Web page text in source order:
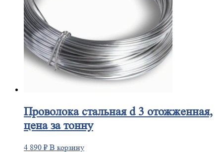
Проволокастальная d 3 отожженная,
цена за тонну
4 890 ₽ В корзину